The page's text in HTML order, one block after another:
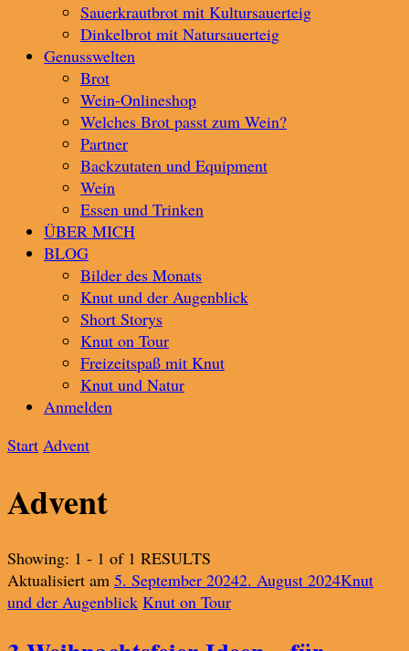
Sauerkrautbrot mit Kultursauerteig
Dinkelbrot mit Natursauerteig
Genusswelten
Brot
Wein-Onlineshop
Welches Brot passt zum Wein?
Partner
Backzutaten und Equipment
Wein
Essen und Trinken
ÜBER MICH
BLOG
Bilder des Monats
Knut und der Augenblick
Short Storys
Knut on Tour
Freizeitspaß mit Knut
Knut und Natur
Anmelden
Start Advent
Advent
Showing: 1 - 1 of 1 RESULTS
Aktualisiert am 5. September 20242. August 2024Knut
und der Augenblick Knut on Tour